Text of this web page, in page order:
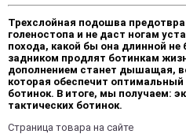
Трехслойная подошва
голеностопа и не даст ногам
похода, какой бы она длинной не
задником продлят ботинкам
дополнением станет дышащая,
которая обеспечит
ботинок. В итоге, мы получаем:
тактических ботинок.
Страница товара на сайте